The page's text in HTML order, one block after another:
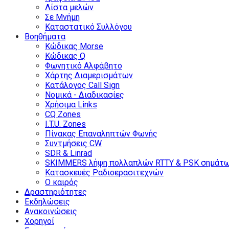
Λίστα μελών
Σε Μνήμη
Καταστατικό Συλλόγου
Βοηθήματα
Κώδικας Morse
Κώδικας Q
Φωνητικό Αλφάβητο
Χάρτης Διαμερισμάτων
Κατάλογος Call Sign
Νομικά - Διαδικασίες
Χρήσιμα Links
CQ Zones
I.T.U. Zones
Πίνακας Επαναληπτών Φωνής
Συντμήσεις CW
SDR & Linrad
SKIMMERS λήψη πολλαπλών RTTY & PSK
Κατασκευές Ραδιοερασιτεχνών
Ο καιρός
Δραστηριότητες
Εκδηλώσεις
Ανακοινώσεις
Χορηγοί